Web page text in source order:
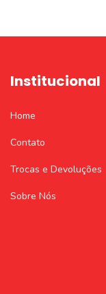
Institucional
Home
Contato
Trocas e Devoluções
Sobre Nós